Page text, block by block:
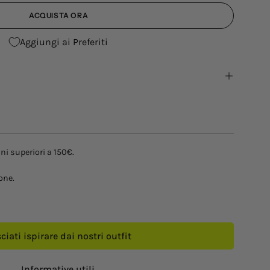
ACQUISTA ORA
Aggiungi ai Preferiti
superiori a 150€.
ispirare dai nostri outfit